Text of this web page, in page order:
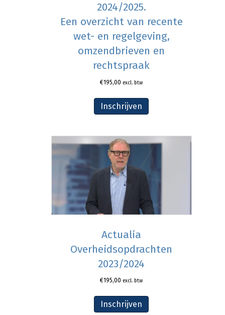
2024/2025.
Een overzicht van recente
wet- en regelgeving,
omzendbrieven en
rechtspraak
€195,00 excl. btw
Inschrijven
Actualia
Overheidsopdrachten
2023/2024
€195,00 excl. btw
Inschrijven